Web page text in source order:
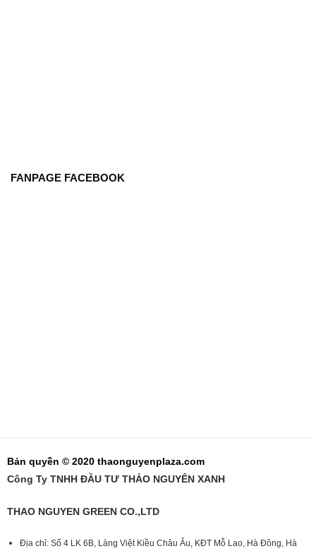
FANPAGE FACEBOOK
Bản quyền © 2020 thaonguyenplaza.com
Công Ty TNHH ĐẦU TƯ THẢO NGUYÊN XANH
THAO NGUYEN GREEN CO.,LTD
Địa chỉ: Số 4 LK 6B, Làng Việt Kiều Châu Âu, KĐT Mỗ Lao, Hà Đông, Hà